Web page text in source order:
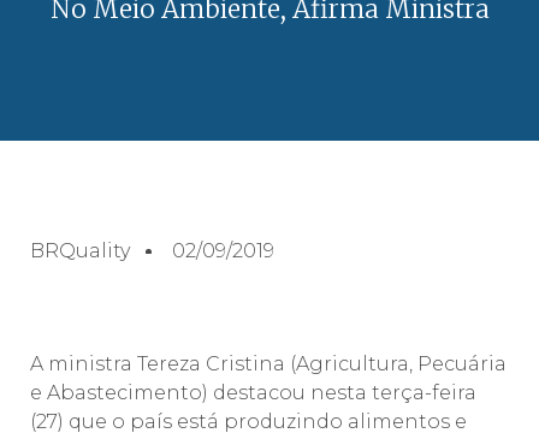
No Meio Ambiente, Afirma Ministra
BRQuality 02/09/2019
A ministra Tereza Cristina (Agricultura, Pecuária
e Abastecimento) destacou nesta terça-feira
(27) que o país está produzindo alimentos e